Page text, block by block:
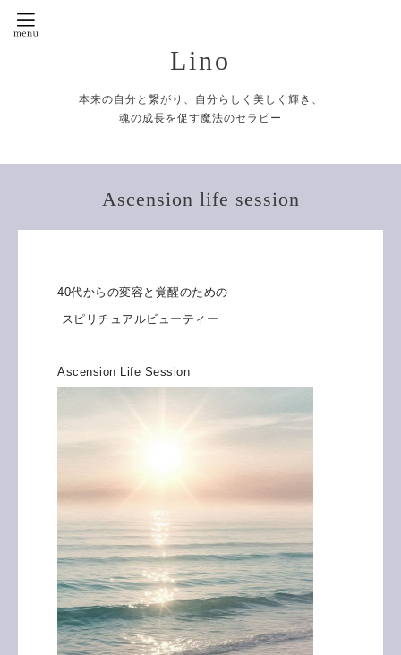
Lino
本来の自分と繋がり、自分らしく美しく輝き、
魂の成長を促す魔法のセラピー
Ascension life session
40代からの変容と覚醒のための
スピリチュアルビューティー
Ascension Life Session